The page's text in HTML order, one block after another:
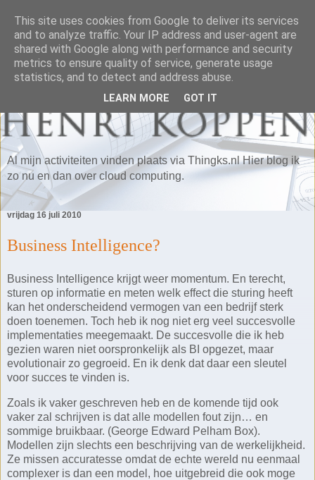
Al mijn activiteiten vinden plaats via Thingks.nl Hier blog ik
zo nu en dan over cloud computing.
vrijdag 16 juli 2010
Business Intelligence?
Business Intelligence krijgt weer momentum. En terecht,
sturen op informatie en meten welk effect die sturing heeft
kan het onderscheidend vermogen van een bedrijf sterk
doen toenemen. Toch heb ik nog niet erg veel succesvolle
implementaties meegemaakt. De succesvolle die ik heb
gezien waren niet oorspronkelijk als BI opgezet, maar
evolutionair zo gegroeid. En ik denk dat daar een sleutel
voor succes te vinden is.
Zoals ik vaker geschreven heb en de komende tijd ook
vaker zal schrijven is dat alle modellen fout zijn… en
sommige bruikbaar. (George Edward Pelham Box).
Modellen zijn slechts een beschrijving van de werkelijkheid.
Ze missen accuratesse omdat de echte wereld nu eenmaal
complexer is dan een model, hoe uitgebreid die ook moge
This site uses cookies from Google to deliver its services
and to analyze traffic. Your IP address and user-agent are
shared with Google along with performance and security
metrics to ensure quality of service, generate usage
statistics, and to detect and address abuse.
LEARN MORE GOT IT